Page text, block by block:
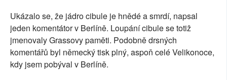
PLNÁ VERZE STRÁNEK
Ukázalo se, že jádro cibule je hnědé a smrdí, napsal
jeden komentátor v Berlíně. Loupání cibule se totiž
jmenovaly Grassovy paměti. Podobně drsných
komentářů byl německý tisk plný, aspoň celé Velikonoce,
kdy jsem pobýval v Berlíně.